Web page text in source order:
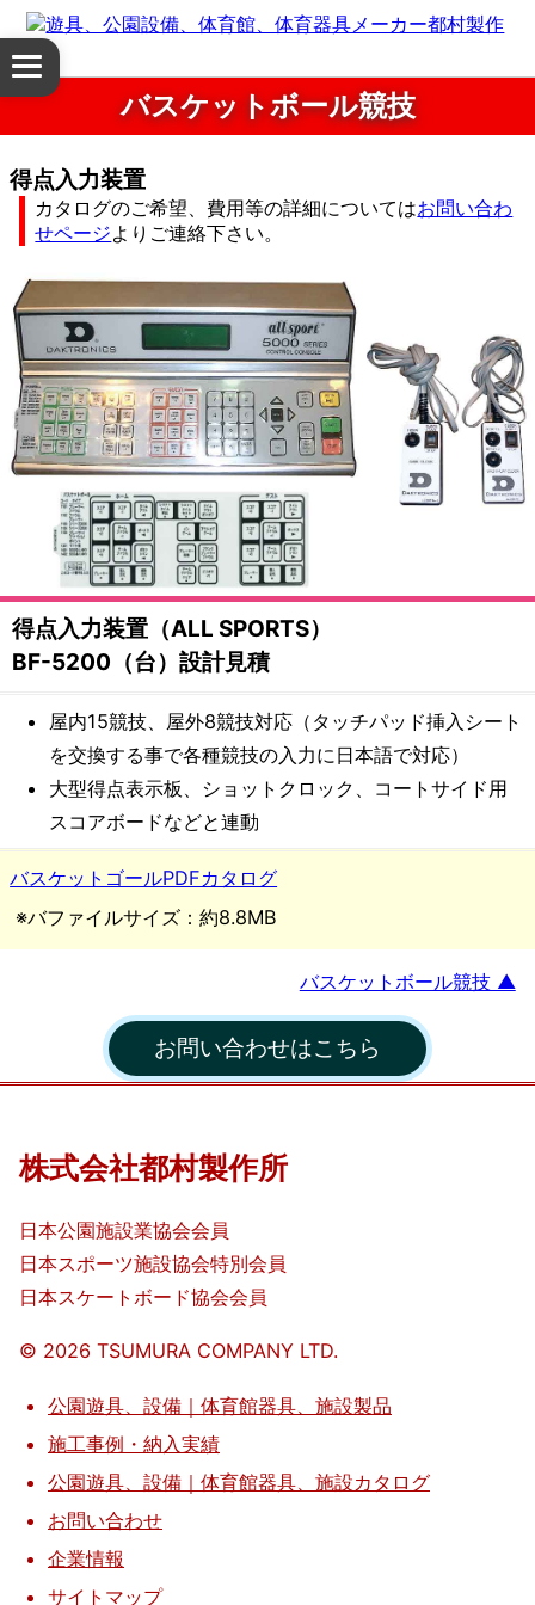
体
育
館・
体
育
器
具
公
園
備・
遊
具
メ
ー
都
作
所
メ
ニ
を
開
バスケットボール競技
得点入力装置
カタログのご希望、費用等の詳細についてはお問い合わ
せページよりご連絡下さい。
得点入力装置（ALL SPORTS）
BF-5200（台）設計見積
屋内15競技、屋外8競技対応（タッチパッド挿入シート
を交換する事で各種競技の入力に日本語で対応）
大型得点表示板、ショットクロック、コートサイド用
スコアボードなどと連動
バスケットゴールPDFカタログ
※バファイルサイズ：約8.8MB
バスケットボール競技 ▲
お問い合わせはこちら
株式会社都村製作所
日本公園施設業協会会員
日本スポーツ施設協会特別会員
日本スケートボード協会会員
©️ 2026 TSUMURA COMPANY LTD.
公園遊具、設備｜体育館器具、施設製品
施工事例・納入実績
公園遊具、設備｜体育館器具、施設カタログ
お問い合わせ
企業情報
サイトマップ